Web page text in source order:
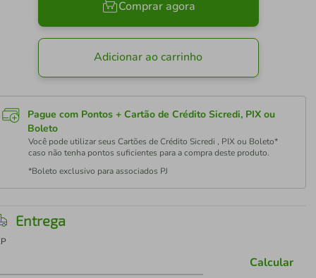
Comprar agora
Adicionar ao carrinho
Pague com Pontos + Cartão de Crédito Sicredi, PIX ou
Boleto
Você pode utilizar seus Cartões de Crédito Sicredi , PIX ou Boleto*
caso não tenha pontos suficientes para a compra deste produto.
*Boleto exclusivo para associados PJ
Entrega
Calcular